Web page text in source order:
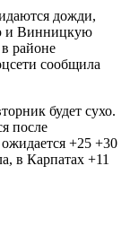
дожди,
и Винницкую
районе
сообщила
будет сухо.
после
+25 +30
в Карпатах +11